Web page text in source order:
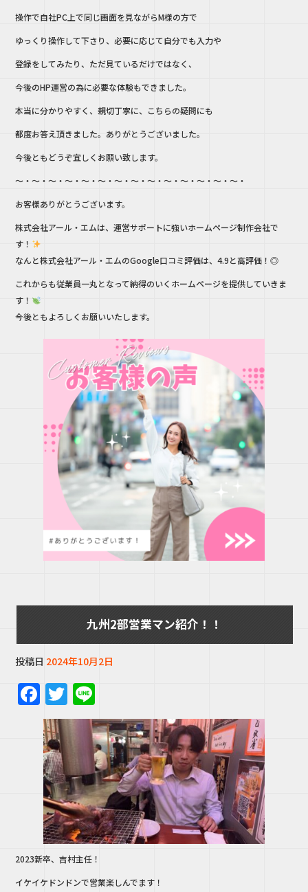
操作で自社PC上で同じ画面を見ながらM様の方で
ゆっくり操作して下さり、必要に応じて自分でも入力や
登録をしてみたり、ただ見ているだけではなく、
今後のHP運営の為に必要な体験もできました。
本当に分かりやすく、親切丁寧に、こちらの疑問にも
都度お答え頂きました。ありがとうございました。
今後ともどうぞ宜しくお願い致します。
～・〜・～・〜・～・〜・～・〜・～・〜・～・〜・～・〜・
お客様ありがとうございます。
株式会社アール・エムは、運営サポートに強いホームページ制作会社で
す！
なんと株式会社アール・エムのGoogle口コミ評価は、4.9と高評価！◎
これからも従業員一丸となって納得のいくホームページを提供していきま
す！
今後ともよろしくお願いいたします。
九州2部営業マン紹介！！
投稿日 2024年10月2日
F
a
c
e
b
o
o
k
T
w
it
te
r
n
e
2023新卒、吉村主任！
イケイケドンドンで営業楽しんでます！